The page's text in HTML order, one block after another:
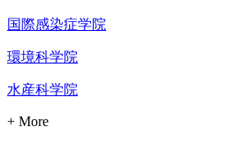
国際感染症学院
環境科学院
水産科学院
+ More